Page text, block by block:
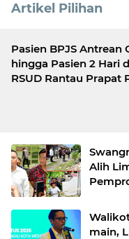
Artikel Pilihan
Pasien BPJS Antrean
hingga Pasien 2 Hari
RSUD Rantau Prapat
Alih
main,